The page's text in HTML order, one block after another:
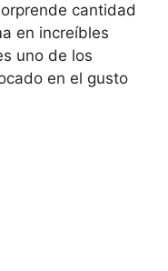
cantidad
en increíbles
uno de los
en el gusto